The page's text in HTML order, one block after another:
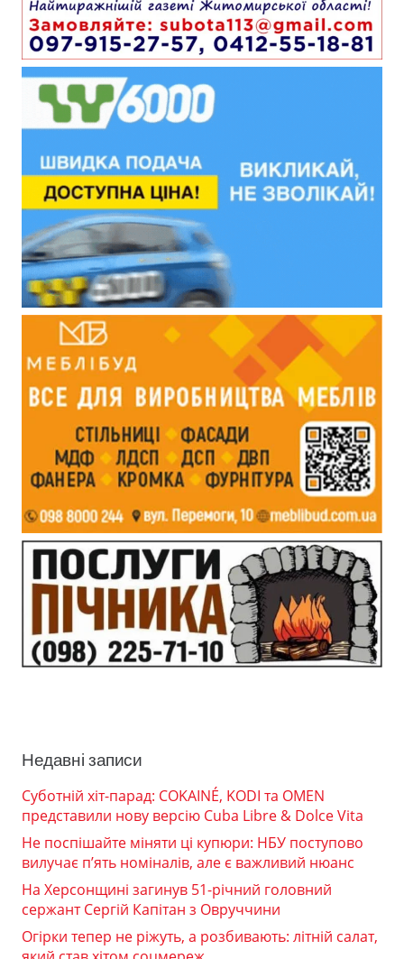
Недавні записи
Суботній хіт-парад: COKAINÉ, KODI та OMEN
представили нову версію Cuba Libre & Dolce Vita
Не поспішайте міняти ці купюри: НБУ поступово
вилучає п’ять номіналів, але є важливий нюанс
На Херсонщині загинув 51-річний головний
сержант Сергій Капітан з Овруччини
Огірки тепер не ріжуть, а розбивають: літній салат,